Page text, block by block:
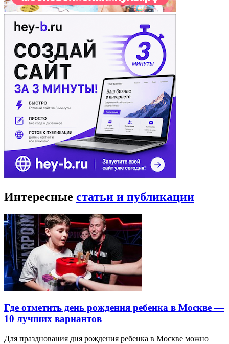
Интересные статьи и публикации
Где отметить день рождения ребенка в Москве —
10 лучших вариантов
Для празднования дня рождения ребенка в Москве можно